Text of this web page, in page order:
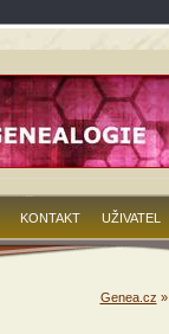
KONTAKT UŽIVATEL
Genea.cz »